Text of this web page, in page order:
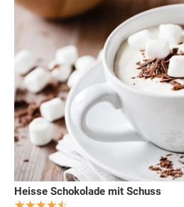
Heisse Schokolade mit Schuss